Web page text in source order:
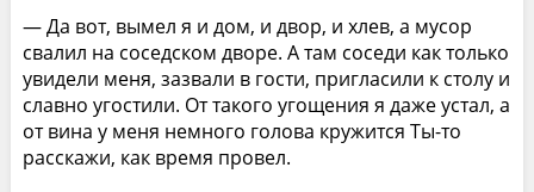
— Да вот, вымел я и дом, и двор, и хлев, а мусор
свалил на соседском дворе. А там соседи как только
увидели меня, зазвали в гости, пригласили к столу и
славно угостили. От такого угощения я даже устал, а
от вина у меня немного голова кружится Ты-то
расскажи, как время провел.